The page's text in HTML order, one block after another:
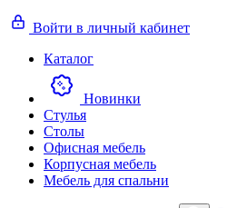
Войти в личный кабинет
Каталог
Новинки
Стулья
Столы
Офисная мебель
Корпусная мебель
Мебель для спальни